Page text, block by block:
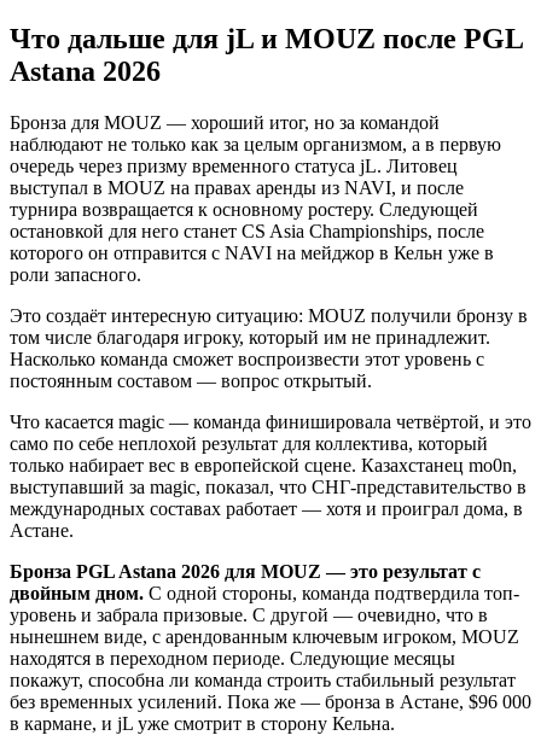
Что дальше для jL и MOUZ после PGL
Astana 2026
Бронза для MOUZ — хороший итог, но за командой
наблюдают не только как за целым организмом, а в первую
очередь через призму временного статуса jL. Литовец
выступал в MOUZ на правах аренды из NAVI, и после
турнира возвращается к основному ростеру. Следующей
остановкой для него станет CS Asia Championships, после
которого он отправится с NAVI на мейджор в Кельн уже в
роли запасного.
Это создаёт интересную ситуацию: MOUZ получили бронзу в
том числе благодаря игроку, который им не принадлежит.
Насколько команда сможет воспроизвести этот уровень с
постоянным составом — вопрос открытый.
Что касается magic — команда финишировала четвёртой, и это
само по себе неплохой результат для коллектива, который
только набирает вес в европейской сцене. Казахстанец mo0n,
выступавший за magic, показал, что СНГ-представительство в
международных составах работает — хотя и проиграл дома, в
Астане.
Бронза PGL Astana 2026 для MOUZ — это результат с
двойным дном. С одной стороны, команда подтвердила топ-
уровень и забрала призовые. С другой — очевидно, что в
нынешнем виде, с арендованным ключевым игроком, MOUZ
находятся в переходном периоде. Следующие месяцы
покажут, способна ли команда строить стабильный результат
без временных усилений. Пока же — бронза в Астане, $96 000
в кармане, и jL уже смотрит в сторону Кельна.